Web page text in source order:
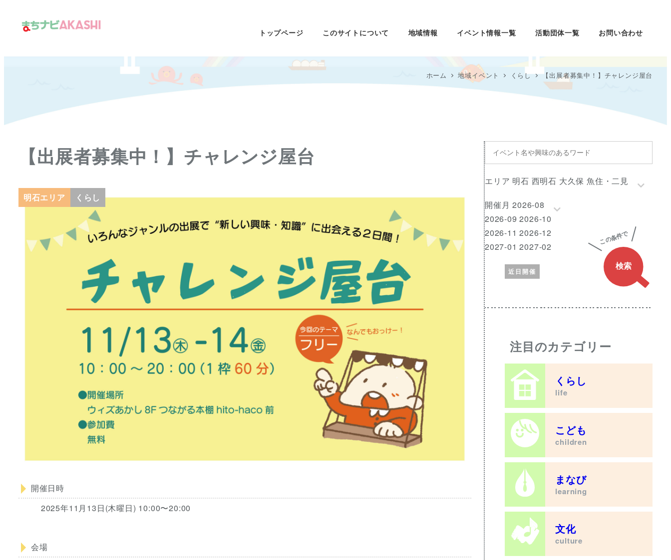
へ
トップページ このサイトについて 地域情報 イベント情報一覧 活動団体一覧 お問い合わせ
ホーム 地域イベント くらし 【出展者募集中！】チャレンジ屋台
【出展者募集中！】チャレンジ屋台
明石エリア くらし
開催日時
2025年11月13日(木曜日) 10:00〜20:00
会場
イ
ベ
ン
ト
名
や
興
味
の
あ
る
ワ
ー
ド
エ
リ
ア
エリア 明石 西明石 大久保 魚住・二見
開
催
月
開催月 2026-08
2026-09 2026-10
2026-11 2026-12
2027-01 2027-02
近日開催
注目のカテゴリー
くらし
life
こども
children
まなび
learning
文化
culture